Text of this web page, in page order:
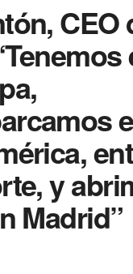
CEO
y
Madrid”